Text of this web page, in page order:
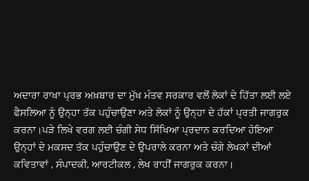
ਅਦਾਰਾ ਰਾਖਾ ਪ੍ਰਭ ਅਖ਼ਬਾਰ ਦਾ ਮੁੱਖ ਮੰਤਵ ਸਰਕਾਰ ਵਲੋਂ ਲੋਕਾਂ ਦੇ ਹਿੱਤਾ ਲਈ ਲਏ
ਫੈਸਲਿਆ ਨੂੰ ਉਨ੍ਹਾ ਤੱਕ ਪਹੁੰਚਾਉਣਾ ਅਤੇ ਲੋਕਾਂ ਨੂੰ ਉਨ੍ਹਾ ਦੇ ਹੱਕਾਂ ਪ੍ਰਤੀ ਜਾਗਰੁਕ
ਕਰਨਾ।ਪੜੇ ਲਿਖੇ ਵਰਗ ਲਈ ਚੰਗੀ ਸੇਧ ਸਿੱਖਿਆ ਪ੍ਰਦਾਨ ਕਰਦਿਆ ਹੋਇਆ
ਉਨ੍ਹਾਂ ਦੇ ਮਕਸਦ ਤੱਕ ਪਹੁੰਚਾਉਣ ਦੇ ਉਪਰਾਲੇ ਕਰਨਾ ਅਤੇ ਚੰਗੇ ਲੇਖਕਾਂ ਦੀਆਂ
ਕਵਿਤਾਵਾਂ , ਸੰਪਾਦਕੀ, ਆਰਟੀਕਲ , ਲੇਖ ਰਾਹੀਂ ਜਾਗਰੁਕ ਕਰਨਾ।